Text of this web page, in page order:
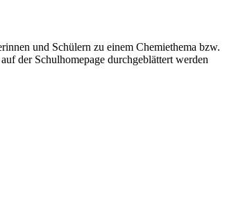
und Schülern zu einem Chemiethema bzw.
der Schulhomepage durchgeblättert werden